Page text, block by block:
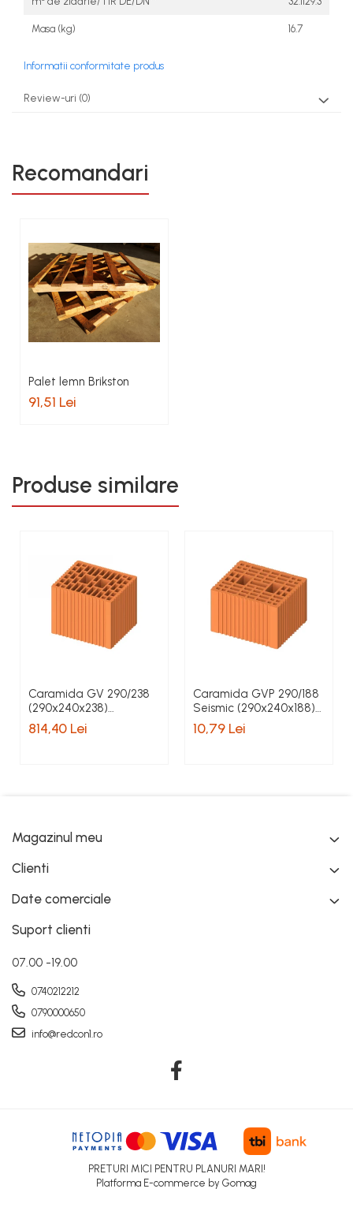
Masa (kg) 16.7
Informatii conformitate produs
Review-uri (0)
Recomandari
Palet lemn Brikston
91,51 Lei
Produse similare
Caramida GV 290/238
(290x240x238)
pret/palet 80 buc
814,40 Lei
Caramida GVP 290/188
Seismic (290x240x188)
pret/buc
10,79 Lei
Magazinul meu
Clienti
Date comerciale
Suport clienti
07.00 -19.00
0740212212
0790000650
info@redcon1.ro
PRETURI MICI PENTRU PLANURI MARI!
Platforma E-commerce by Gomag